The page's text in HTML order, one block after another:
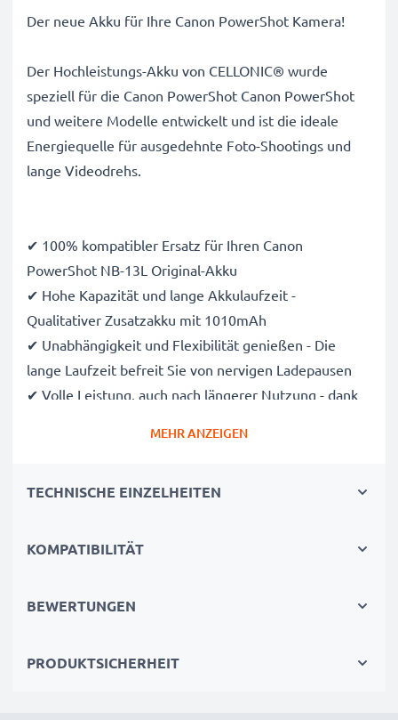
Der neue Akku für Ihre Canon PowerShot Kamera!
Der Hochleistungs-Akku von CELLONIC® wurde
speziell für die Canon PowerShot Canon PowerShot
und weitere Modelle entwickelt und ist die ideale
Energiequelle für ausgedehnte Foto-Shootings und
lange Videodrehs.
✔ 100% kompatibler Ersatz für Ihren Canon
PowerShot NB-13L Original-Akku
✔ Hohe Kapazität und lange Akkulaufzeit -
Qualitativer Zusatzakku mit 1010mAh
✔ Unabhängigkeit und Flexibilität genießen - Die
lange Laufzeit befreit Sie von nervigen Ladepausen
✔ Volle Leistung, auch nach längerer Nutzung - dank
✔ Zertifizierte Sicherheit mit Kurzschluss-,
Spannung: 3.6V
MEHR ANZEIGEN
TECHNISCHE EINZELHEITEN
KOMPATIBILITÄT
BEWERTUNGEN
PRODUKTSICHERHEIT